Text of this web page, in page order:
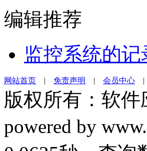
编辑推荐
监控系统的
网站首页 | 免责声明 | 会员中心
版权所有：软
powered by